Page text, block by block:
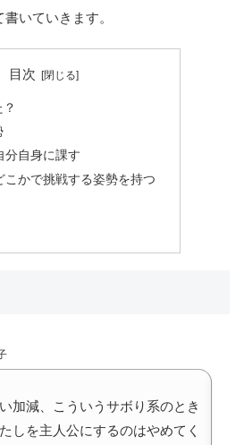
いていきます。
目次
分自身に課す
こかで挑戦する姿勢を持つ
加減、こういうサボり系のとき
しを主人公にするのはやめてく